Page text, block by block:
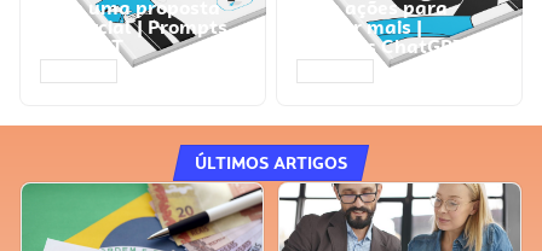
Faça uma proposta
comercial | Prompts
ChatGPT
Faça ações para
vender mais |
Prompts ChatGPT
ÚLTIMOS ARTIGOS